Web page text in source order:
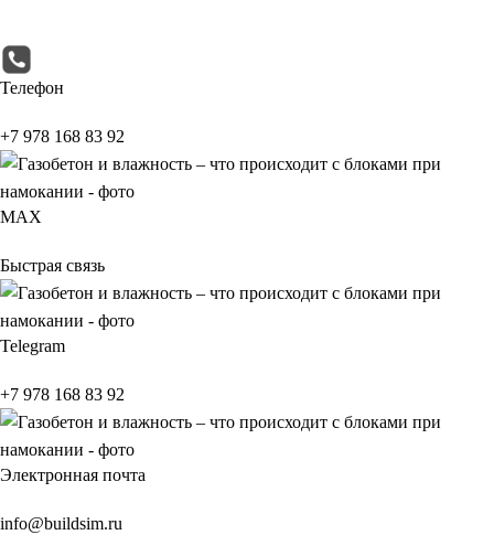
Телефон
+7 978 168 83 92
МАХ
Быстрая связь
Telegram
+7 978 168 83 92
Электронная почта
info@buildsim.ru